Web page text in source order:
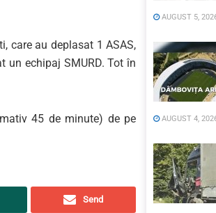
care au deplasat 1 ASAS,
un echipaj SMURD. Tot în
45 de minute) de pe
Send
AUGUST 5,
AUGUST 4,